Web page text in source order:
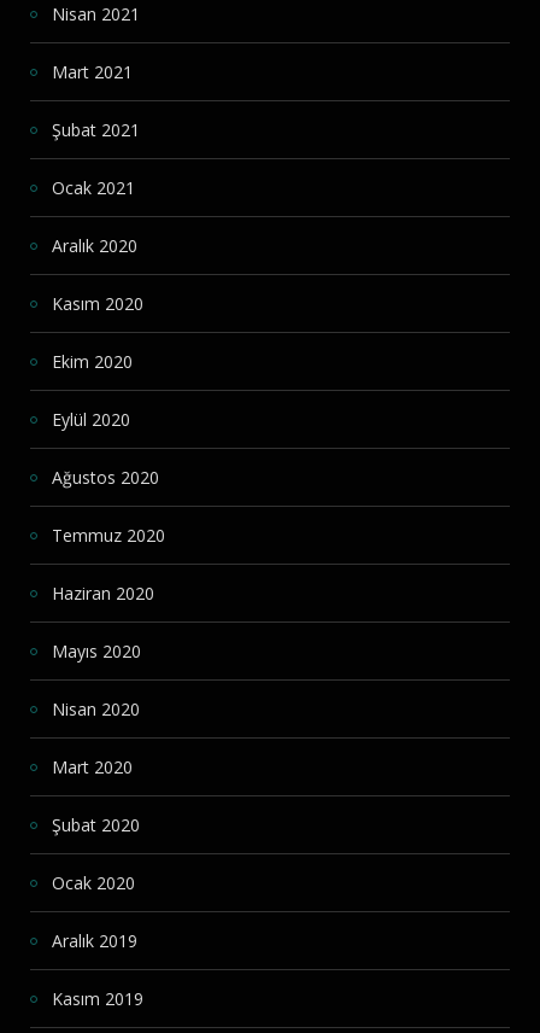
Nisan 2021
Mart 2021
Şubat 2021
Ocak 2021
Aralık 2020
Kasım 2020
Ekim 2020
Eylül 2020
Ağustos 2020
Temmuz 2020
Haziran 2020
Mayıs 2020
Nisan 2020
Mart 2020
Şubat 2020
Ocak 2020
Aralık 2019
Kasım 2019